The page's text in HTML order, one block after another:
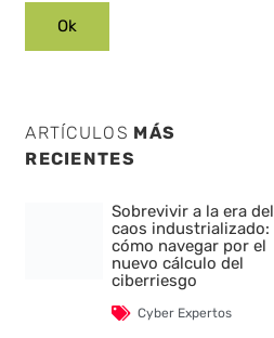
ARTÍCULOS MÁS
RECIENTES
Sobrevivir a la era del
caos industrializado:
cómo navegar por el
nuevo cálculo del
ciberriesgo
Cyber Expertos